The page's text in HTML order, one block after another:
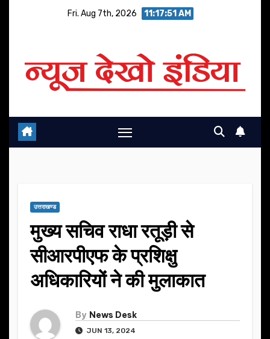
Fri. Aug 7th, 2026 11:17:51 AM
उत्तराखण्ड
मुख्य सचिव राधा रतूड़ी से
सीआरपीएफ के प्रशिक्षु
अधिकारियों ने की मुलाकात
By News Desk
JUN 13, 2024